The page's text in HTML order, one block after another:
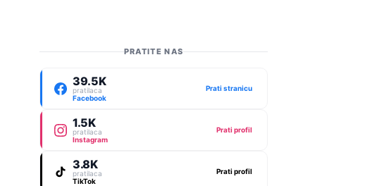
PRATITE NAS
39.5K
pratilaca
Facebook
Prati stranicu
1.5K
pratilaca
Instagram
Prati profil
3.8K
pratilaca
TikTok
Prati profil